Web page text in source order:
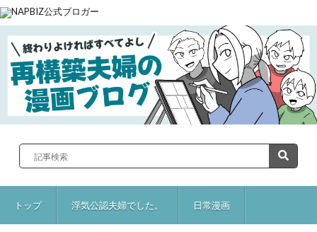
トップ 浮気公認夫婦でした。 日常漫画